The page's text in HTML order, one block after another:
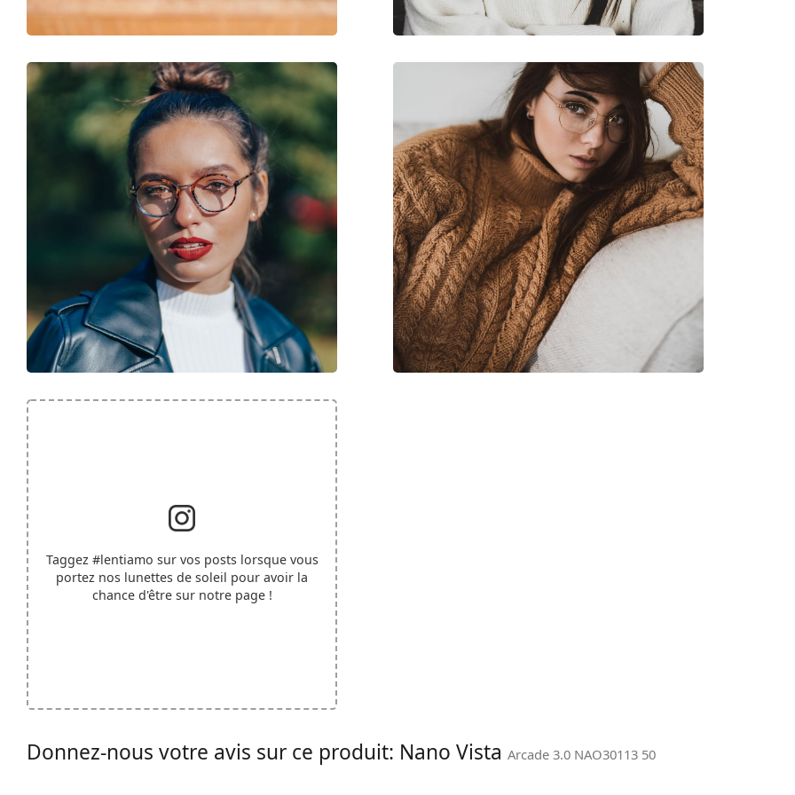
Sexe:
Pour enfants
Catégorie:
Lunettes de vue
Marque:
Nano Vista
Arcade 3.0 NAO30113 50
Taggez #lentiamo sur vos posts lorsque vous
portez nos lunettes de soleil pour avoir la
chance d'être sur notre page !
Donnez-nous votre avis sur ce produit: Nano Vista Arcade 3.0 NAO30113 50